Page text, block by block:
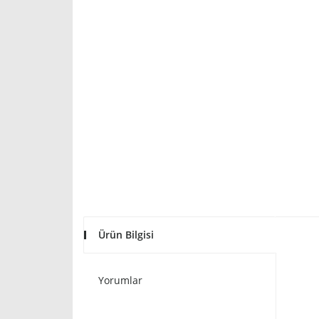
Ürün Bilgisi
Yorumlar